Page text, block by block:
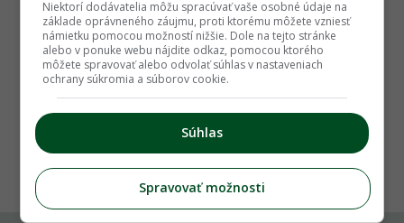
150.00 €
jela_zimmer
Niektorí dodávatelia môžu spracúvať vaše osobné údaje na
základe oprávneného záujmu, proti ktorému môžete vzniesť
námietku pomocou možností nižšie. Dole na tejto stránke
alebo v ponuke webu nájdite odkaz, pomocou ktorého
môžete spravovať alebo odvolať súhlas v nastaveniach
ochrany súkromia a súborov cookie.
Súhlas
Spravovať možnosti